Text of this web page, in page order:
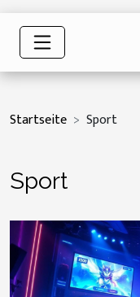
Startseite Sport
Sport